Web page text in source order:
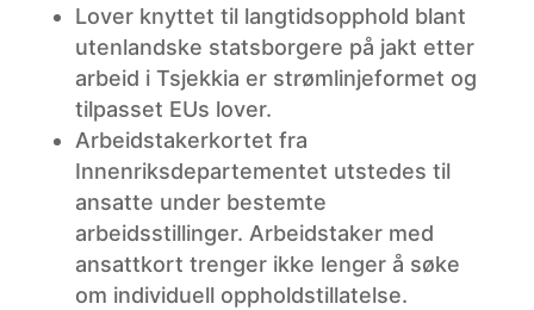
Loverknyttet til langtidsopphold blant
utenlandske statsborgere på jakt etter
arbeid i Tsjekkia er strømlinjeformet og
tilpasset EUs lover.
Arbeidstakerkortet fra
Innenriksdepartementet utstedes til
ansatte under bestemte
arbeidsstillinger. Arbeidstaker med
ansattkort trenger ikke lenger å søke
om individuell oppholdstillatelse.